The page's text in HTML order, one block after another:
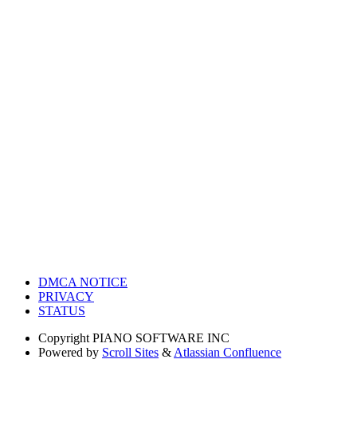
DMCA NOTICE
PRIVACY
STATUS
Copyright PIANO SOFTWARE INC
Powered by Scroll Sites & Atlassian Confluence